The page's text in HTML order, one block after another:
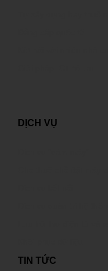
DỊCH VỤ
TIN TỨC